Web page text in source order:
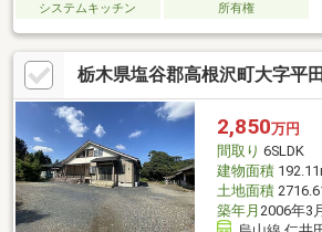
システムキッチン
所有権
栃木県塩谷郡高根沢町大字平
2,850万円
間取り 6SLDK
建物面積
土地面積
築年月 2006年3